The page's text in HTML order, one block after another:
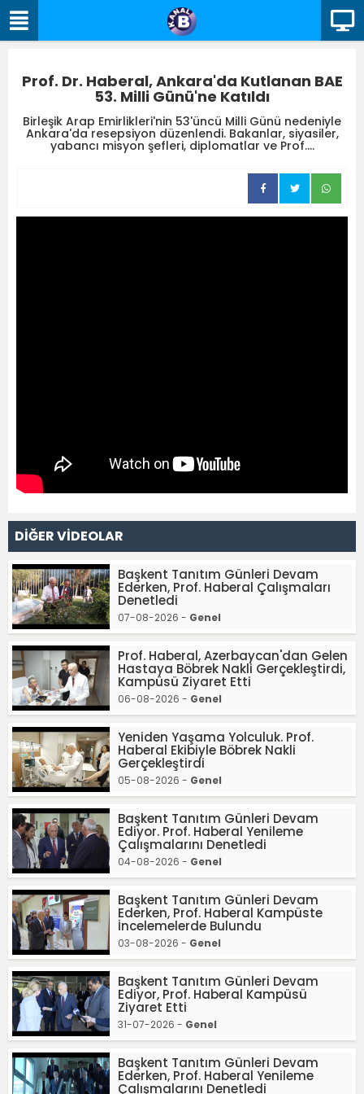
Prof. Dr. Haberal, Ankara'da Kutlanan BAE
53. Milli Günü'ne Katıldı
Birleşik Arap Emirlikleri'nin 53'üncü Milli Günü nedeniyle
Ankara'da resepsiyon düzenlendi. Bakanlar, siyasiler,
yabancı misyon şefleri, diplomatlar ve Prof....
DİĞER VİDEOLAR
Başkent Tanıtım Günleri Devam
Ederken, Prof. Haberal Çalışmaları
Denetledi
07-08-2026 - Genel
Prof. Haberal, Azerbaycan'dan Gelen
Hastaya Böbrek Nakli Gerçekleştirdi,
Kampüsü Ziyaret Etti
06-08-2026 - Genel
Yeniden Yaşama Yolculuk. Prof.
Haberal Ekibiyle Böbrek Nakli
Gerçekleştirdi
05-08-2026 - Genel
Başkent Tanıtım Günleri Devam
Ediyor. Prof. Haberal Yenileme
Çalışmalarını Denetledi
04-08-2026 - Genel
Başkent Tanıtım Günleri Devam
Ederken, Prof. Haberal Kampüste
İncelemelerde Bulundu
03-08-2026 - Genel
Başkent Tanıtım Günleri Devam
Ediyor, Prof. Haberal Kampüsü
Ziyaret Etti
31-07-2026 - Genel
Başkent Tanıtım Günleri Devam
Ederken, Prof. Haberal Yenileme
Çalışmalarını Denetledi